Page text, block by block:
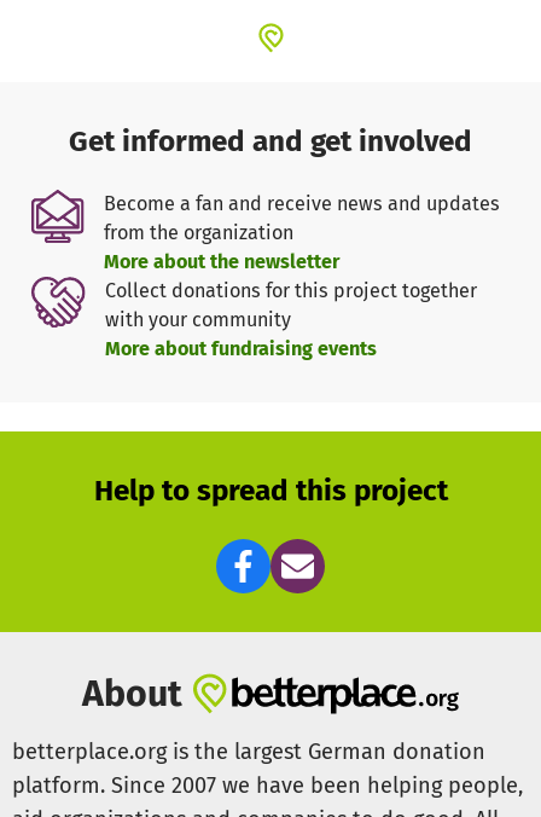
Alltags in der häuslichen Umgebung oder in
In unseren gemeinnützigen Verein arbeiten ausschließlich
nur Ehrenamtliche Mitarbeiter bzw. Helfer. Im Kontakt mit
den Regionalen Trägern und Verbänden sowie den
Kommunen wurde wir immer wieder auf die Not von
hilfsbedürftigen Menschen in der Region hingewiesen.
Deshalb haben wir in den Vergangenen Jahren ein breit
gefächertes Netzwerk aufgebaut das unser Angebot
nachhaltig Unterstützt. Die Tatsache, dass hilfsbedürftige
Menschen solang wie möglich in ihrer eigenen häuslichen
Unsere Helferinnen und Helfer besuchen die Menschen in
Ihren heimischen Umgebungen oder in sozialen
Einrichtungen. Die notwendigen Unkosten zur
Überbrückung der räumlichen Entfernungen können nicht
von unseren Ehrenamtlichen Kräften abverlangt werden.
Helfen Sie uns deshalb bei der Umsetzung unseres
Projektes durch Ihre persönliche Zuwendung.
Get informed and get involved
Become a fan and receive news and updates
from the organization
More about the newsletter
Collect donations for this project together
with your community
More about fundraising events
Help to spread this project
About
betterplace.org is the largest German donation
platform. Since 2007 we have been helping people,